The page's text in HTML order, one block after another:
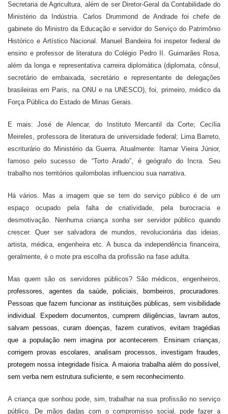
Secretaria de Agricultura, além de ser Diretor-Geral da Contabilidade do
Ministério da Indústria. Carlos Drummond de Andrade foi chefe de
gabinete do Ministro da Educação e servidor do Serviço do Patrimônio
Histórico e Artístico Nacional. Manuel Bandeira foi inspetor federal de
ensino e professor de literatura do Colégio Pedro II. Guimarães Rosa,
além da longa e representativa carreira diplomática (diplomata, cônsul,
secretário de embaixada, secretário e representante de delegações
brasileiras em Paris, na ONU e na UNESCO), foi, primeiro, médico da
Força Pública do Estado de Minas Gerais.
E mais: José de Alencar, do Instituto Mercantil da Corte; Cecília
Meireles, professora de literatura de universidade federal; Lima Barreto,
escriturário do Ministério da Guerra. Atualmente: Itamar Vieira Júnior,
famoso pelo sucesso de “Torto Arado”, é geógrafo do Incra. Seu
trabalho nos territórios quilombolas influenciou sua narrativa.
Há vários. Mas a imagem que se tem do serviço público é de um
espaço ocupado pela falta de criatividade, pela burocracia e
desmotivação. Nenhuma criança sonha ser servidor público quando
crescer. Quer ser salvadora de mundos, revolucionária das ideias,
artista, médica, engenheira etc. A busca da independência financeira,
geralmente, é o mote pra escolha da profissão na fase adulta.
Mas quem são os servidores públicos? São médicos, engenheiros,
professores, agentes da saúde, policiais, bombeiros, procuradores.
Pessoas que fazem funcionar as instituições públicas, sem visibilidade
individual . Expedem documentos, cumprem diligências, lavram autos,
salvam pessoas, curam doenças, fazem curativos, evitam tragédias
que a população nem imagina por acontecerem. Ensinam crianças,
corrigem provas escolares, analisam processos, investigam fraudes,
protegem nossa integridade física. A maioria trabalha além do possível,
sem verba nem estrutura suficiente, e sem reconhecimento.
A criança que sonhou pode, sim, trabalhar na sua profissão no serviço
público. De mãos dadas com o compromisso social, pode fazer a